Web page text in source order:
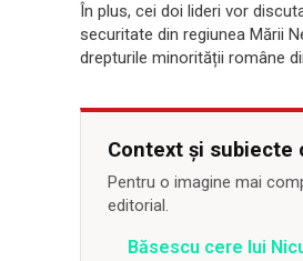
În plus, cei doi lideri vor
securitate din regiunea Mării
drepturile minorității române
Context și subiecte
Pentru o imagine mai
editorial.
Băsescu cere lui